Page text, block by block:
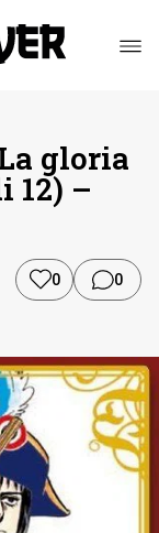
gloria
12) –
0 0